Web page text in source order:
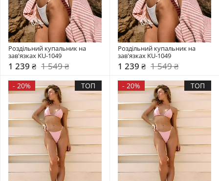
Роздільний купальник на
зав'язках KU-1049
1 239 ₴ 1 549 ₴
Роздільний купальник на
зав'язках KU-1049
1 239 ₴ 1 549 ₴
- 20% ТОП - 20% ТОП